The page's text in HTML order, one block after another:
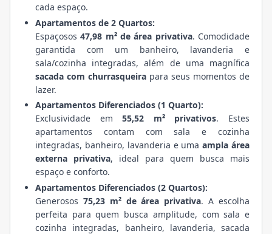
cada espaço.
Apartamentos de 2 Quartos:
Espaçosos47,98 m² de área privativa. Comodidade
garantida com um banheiro, lavanderia e
sala/cozinha integradas, além de uma magnífica
sacada com churrasqueira para seus momentos de
lazer.
Apartamentos Diferenciados (1 Quarto):
Exclusividade em55,52 m² privativos. Estes
apartamentos contam com sala e cozinha
integradas, banheiro, lavanderia e umaampla área
externa privativa, ideal para quem busca mais
espaço e conforto.
Apartamentos Diferenciados (2 Quartos):
Generosos 75,23 m² de área privativa. A escolha
perfeita para quem busca amplitude, com sala e
cozinha integradas, banheiro, lavanderia, sacada